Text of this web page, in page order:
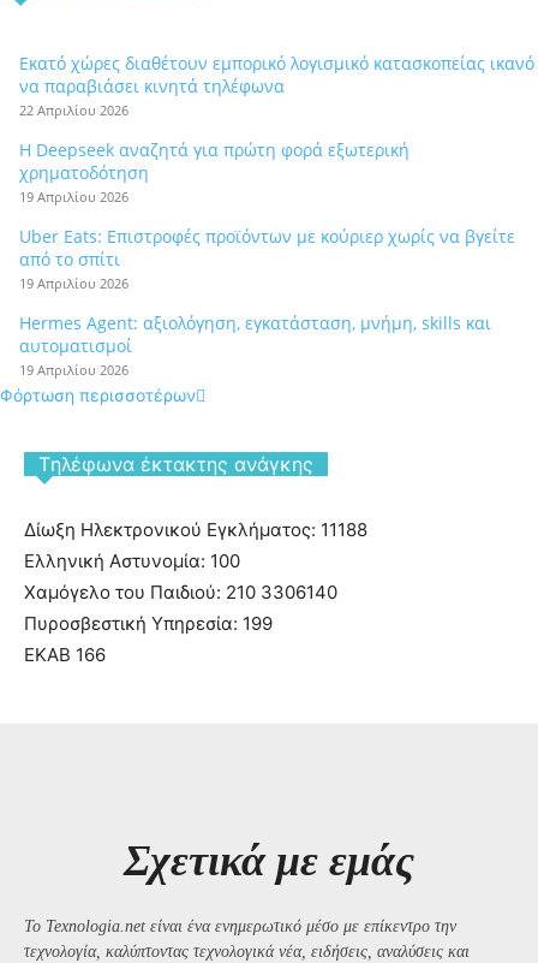
Εκατό χώρες διαθέτουν εμπορικό λογισμικό κατασκοπείας ικανό
να παραβιάσει κινητά τηλέφωνα
22 Απριλίου 2026
Η Deepseek αναζητά για πρώτη φορά εξωτερική
χρηματοδότηση
19 Απριλίου 2026
Uber Eats: Επιστροφές προϊόντων με κούριερ χωρίς να βγείτε
από το σπίτι
19 Απριλίου 2026
Hermes Agent: αξιολόγηση, εγκατάσταση, μνήμη, skills και
αυτοματισμοί
19 Απριλίου 2026
Φόρτωση περισσοτέρων
Tηλέφωνα έκτακτης ανάγκης
Δίωξη Ηλεκτρονικού Εγκλήματος: 11188
Ελληνική Αστυνομία: 100
Χαμόγελο του Παιδιού: 210 3306140
Πυροσβεστική Υπηρεσία: 199
ΕΚΑΒ 166
Σχετικά με εμάς
Το Texnologia.net είναι ένα ενημερωτικό μέσο με επίκεντρο την
τεχνολογία, καλύπτοντας τεχνολογικά νέα, ειδήσεις, αναλύσεις και